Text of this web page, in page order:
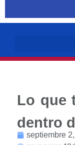
Lo que
dentro
septiembre